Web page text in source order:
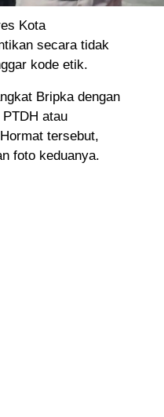
Kota
secara tidak
kode etik.
Bripka dengan
atau
tersebut,
foto keduanya.